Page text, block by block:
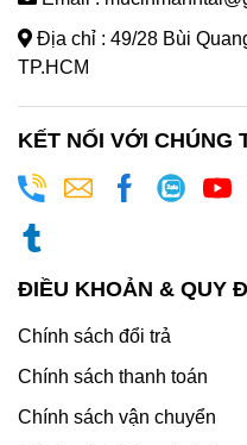
Địa chỉ : 49/28 Bùi
TP.HCM
KẾT NỐI VỚI CHÚNG
ĐIỀU KHOẢN & QUY
Chính sách đổi trả
Chính sách thanh toán
Chính sách vận chuyển